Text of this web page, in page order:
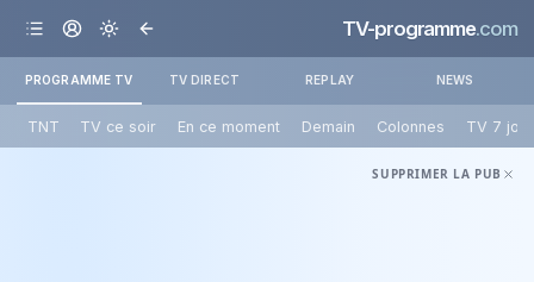
TV-programme.com
PROGRAMME TV TV DIRECT REPLAY NEWS
TNT TV ce soir En ce moment Demain Colonnes TV 7
SUPPRIMER LA PUB